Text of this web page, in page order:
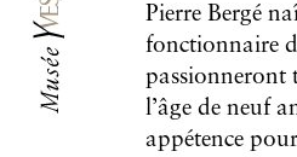
Pierre Bergé
fonctionnaire
passionneront
l’âge de neuf
appétence